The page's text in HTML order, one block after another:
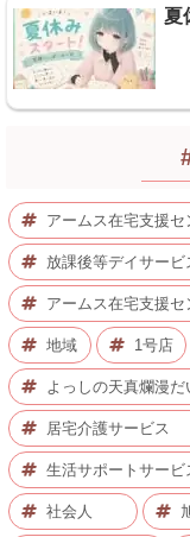
夏
アームス在宅支援セ
放課後等デイサービ
アームス在宅支援
地域 1号店
よっしの天真爛漫だ
居宅介護サービス
生活サポートサービ
社会人